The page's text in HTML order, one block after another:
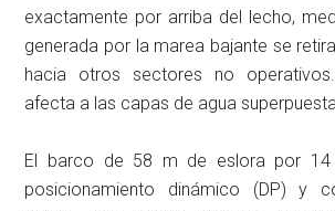
exactamente por arriba del lecho,
generada por la marea bajante se
hacia otros sectores no
afecta a las capas de agua
El barco de 58 m de eslora por 14
posicionamiento dinámico (DP) y